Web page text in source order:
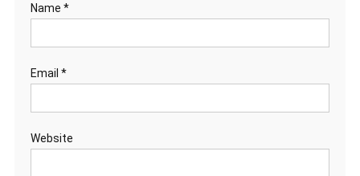
Name *
Email *
Website